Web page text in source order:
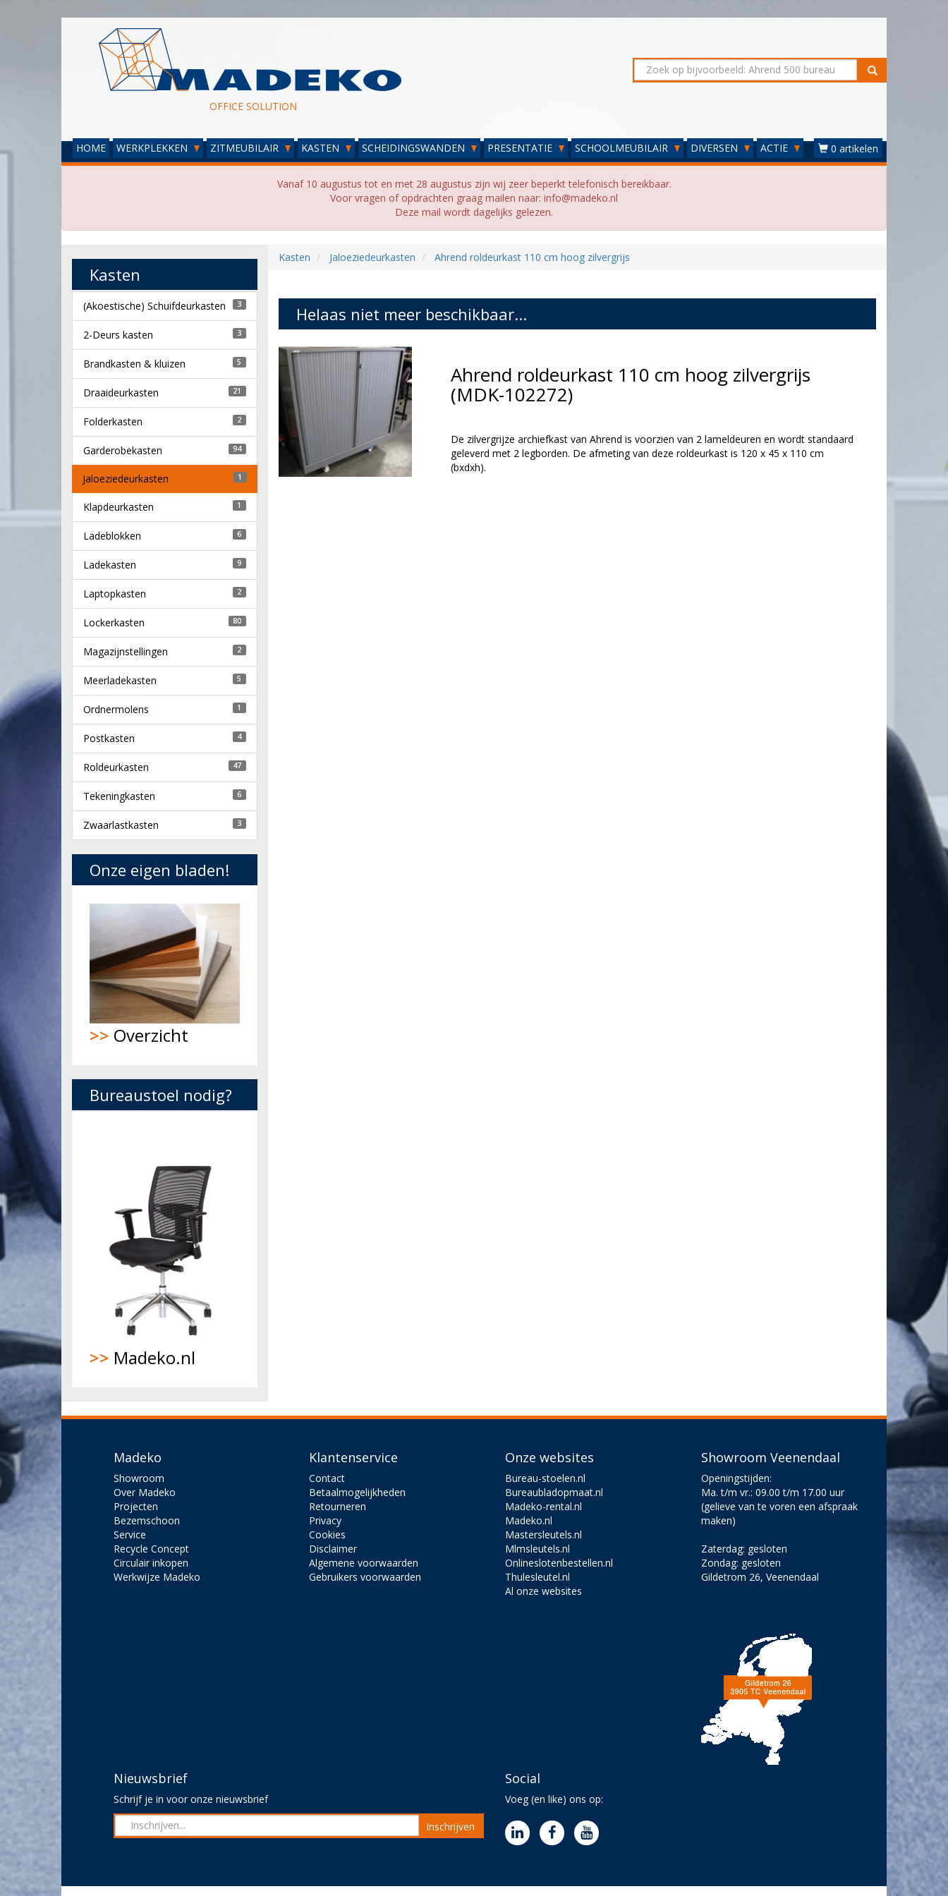
OFFICE SOLUTION
HOME WERKPLEKKEN ZITMEUBILAIR KASTEN SCHEIDINGSWANDEN PRESENTATIE SCHOOLMEUBILAIR DIVERSEN ACTIE 0 artikelen
Vanaf 10 augustus tot en met 28 augustus zijn wij zeer beperkt telefonisch bereikbaar.
Voor vragen of opdrachten graag mailen naar: info@madeko.nl
Deze mail wordt dagelijks gelezen.
Kasten Jaloeziedeurkasten Ahrend roldeurkast 110 cm hoog zilvergrijs
Helaas niet meer beschikbaar...
Ahrend roldeurkast 110 cm hoog zilvergrijs
(MDK-102272)
De zilvergrijze archiefkast van Ahrend is voorzien van 2 lameldeuren en wordt standaard
geleverd met 2 legborden. De afmeting van deze roldeurkast is 120 x 45 x 110 cm
(bxdxh).
Kasten
(Akoestische) Schuifdeurkasten 3
2-Deurs kasten 3
Brandkasten & kluizen 5
Draaideurkasten 21
Folderkasten 2
Garderobekasten 94
Jaloeziedeurkasten 1
Klapdeurkasten 1
Ladeblokken 6
Ladekasten 9
Laptopkasten 2
Lockerkasten 80
Magazijnstellingen 2
Meerladekasten 5
Ordnermolens 1
Postkasten 4
Roldeurkasten 47
Tekeningkasten 6
Zwaarlastkasten 3
Onze eigen bladen!
>> Overzicht
Bureaustoel nodig?
>> Madeko.nl
Madeko
Showroom
Over Madeko
Projecten
Bezemschoon
Service
Recycle Concept
Circulair inkopen
Werkwijze Madeko
Klantenservice
Contact
Betaalmogelijkheden
Retourneren
Privacy
Cookies
Disclaimer
Algemene voorwaarden
Gebruikers voorwaarden
Onze websites
Bureau-stoelen.nl
Bureaubladopmaat.nl
Madeko-rental.nl
Madeko.nl
Mastersleutels.nl
Mlmsleutels.nl
Onlineslotenbestellen.nl
Thulesleutel.nl
Al onze websites
Showroom Veenendaal
Openingstijden:
Ma. t/m vr.: 09.00 t/m 17.00 uur
(gelieve van te voren een afspraak
maken)
Zaterdag: gesloten
Zondag: gesloten
Gildetrom 26, Veenendaal
Nieuwsbrief
Schrijf je in voor onze nieuwsbrief
Inschrijven
Social
Voeg (en like) ons op: